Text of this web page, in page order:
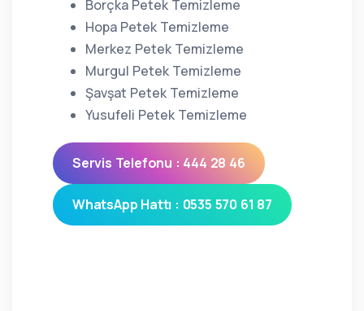
Borçka Petek Temizleme
Hopa Petek Temizleme
Merkez Petek Temizleme
Murgul Petek Temizleme
Şavşat Petek Temizleme
Yusufeli Petek Temizleme
Servis Telefonu : 444 28 46
WhatsApp Hattı : 0535 570 61 87